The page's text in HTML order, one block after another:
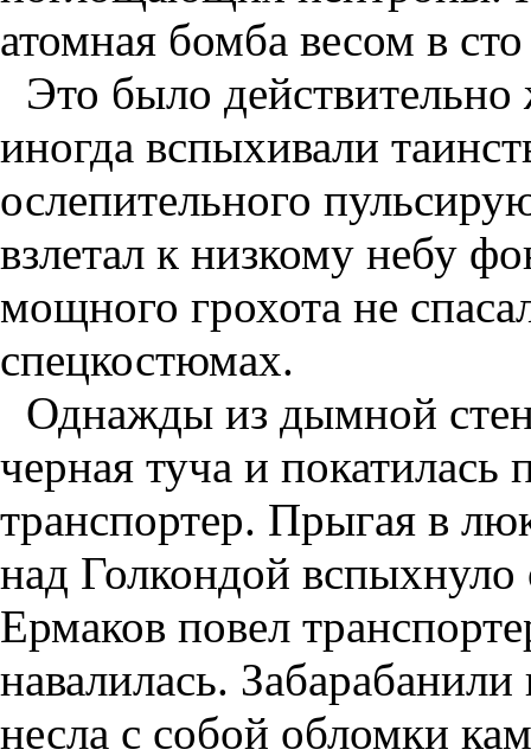
атомная бомба весом в
Это было
иногда вспыхивали
ослепительного
взлетал к низкому небу
мощного грохота не
спецкостюмах.
Однажды из дымной
черная туча и
транспортер. Прыгая в
над Голкондой вспыхнуло
Ермаков повел
навалилась.
несла с собой обломки